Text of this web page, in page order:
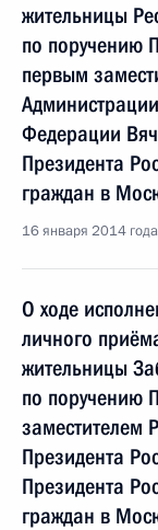
жительницы
по поручению
первым
Федерации
Президента
граждан в
16 января 2014
О ходе
личного
жительницы
по поручению
заместителем
Президента
Президента
граждан в